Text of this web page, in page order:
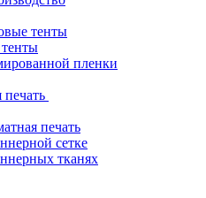
тенты
пленки
печать
сетке
тканях